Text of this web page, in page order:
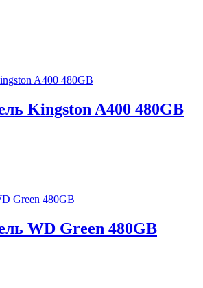
Kingston A400 480GB
WD Green 480GB